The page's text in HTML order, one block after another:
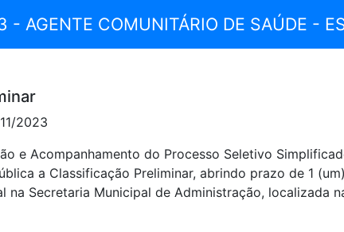
AGENTE COMUNITÁRIO DE SAÚDE -
2023
e Acompanhamento do Processo Seletivo
a Classificação Preliminar, abrindo prazo de 1
na Secretaria Municipal de Administração, localizada